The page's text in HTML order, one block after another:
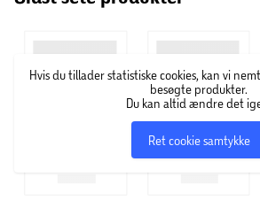
Hvis du tillader statistiske cookies, kan vi
besøgte produkter.
Du kan altid ændre det
Ret cookie samtykke